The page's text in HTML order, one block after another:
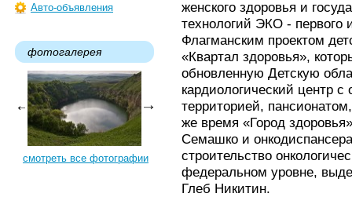
Авто-объявления
фотогалерея
смотреть все фотографии
женского здоровья и
технологий ЭКО - первого
Флагманским проектом
«Квартал здоровья»,
обновленную Детскую
кардиологический центр
территорией,
же время «Город
Семашко и
строительство
федеральном уровне,
Глеб Никитин.